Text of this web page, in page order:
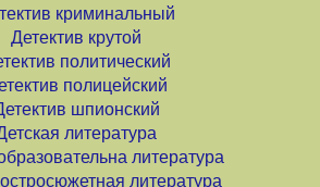
криминальный
Детектив крутой
политический
полицейский
шпионский
литература
литература
литература